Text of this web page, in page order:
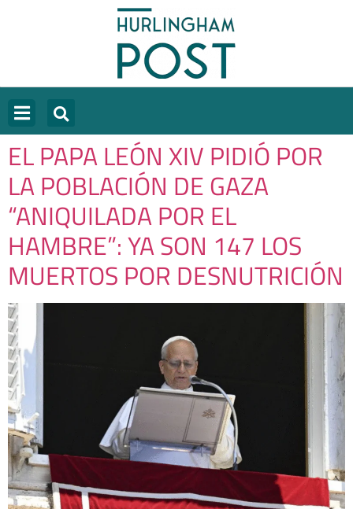
EL PAPA LEÓN XIV PIDIÓ POR
LA POBLACIÓN DE GAZA
“ANIQUILADA POR EL
HAMBRE”: YA SON 147 LOS
MUERTOS POR DESNUTRICIÓN